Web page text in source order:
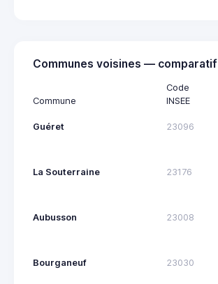
Communes voisines — comparatif
Commune
Code
INSEE
Guéret 23096
La Souterraine 23176
Aubusson 23008
Bourganeuf 23030